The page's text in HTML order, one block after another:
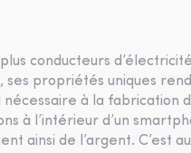
conducteurs
ses propriétés uniques
à la fabrication
à l’intérieur d’un
ainsi de l’argent. C’est